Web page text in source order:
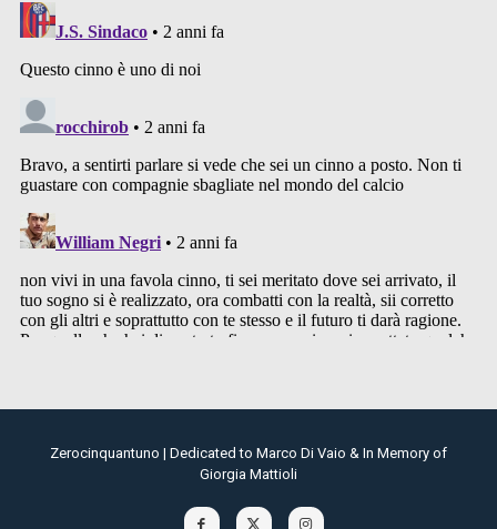
Zerocinquantuno | Dedicated to Marco Di Vaio & In Memory of
Giorgia Mattioli